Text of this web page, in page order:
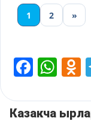
1 2 »
Казакча